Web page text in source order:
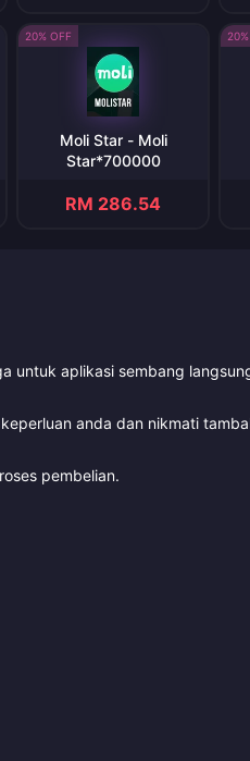
20% OFF
Moli Star - Moli
Star*700000
RM 286.54
untuk aplikasi sembang
anda dan nikmati
pembelian.